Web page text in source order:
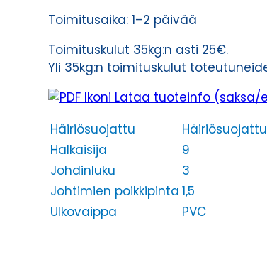
Toimitusaika: 1–2 päivää
Toimituskulut 35kg:n asti 25€.
Yli 35kg:n toimituskulut
Lataa tuoteinfo (saksa/
Häiriösuojattu
Häiriösuojattu
Halkaisija
9
Johdinluku
3
Johtimien poikkipinta 1,5
Ulkovaippa
PVC